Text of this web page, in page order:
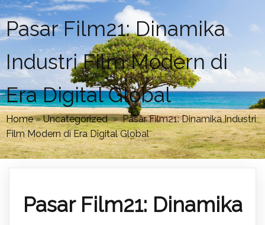
Pasar Film21: Dinamika
Industri Film Modern di
Era Digital Global
Home»Uncategorized » Pasar Film21: Dinamika Industri
Film Modern di Era Digital Global
Pasar Film21: Dinamika